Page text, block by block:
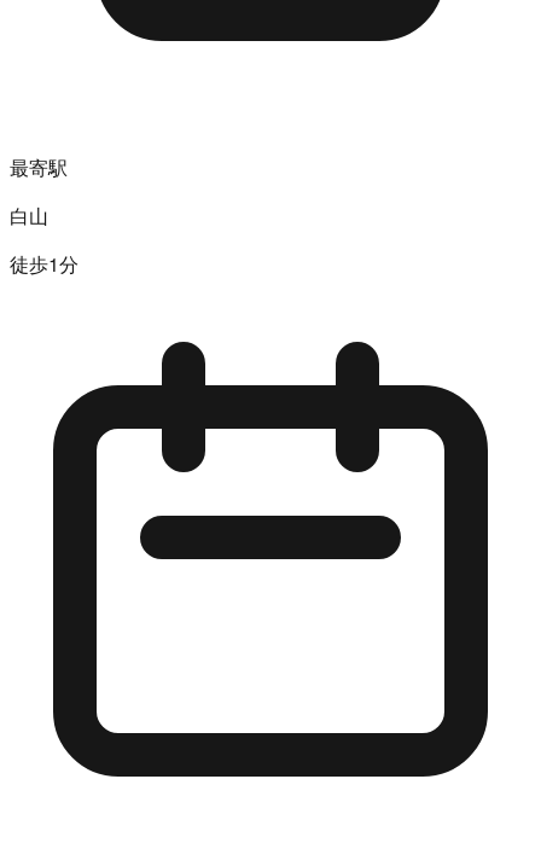
最寄駅
白山
徒歩1分